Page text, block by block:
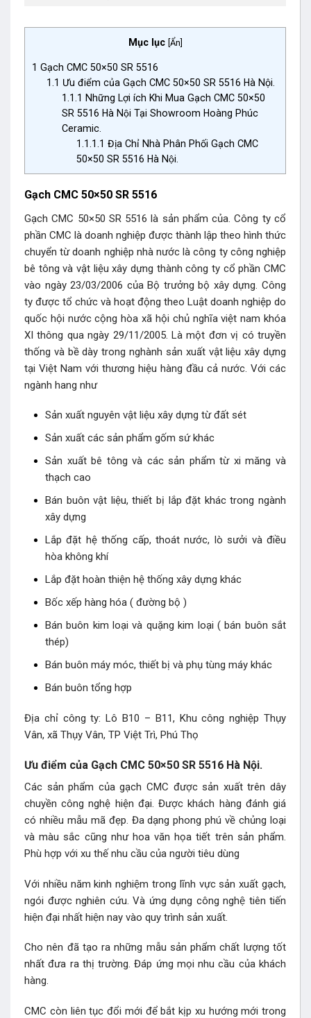
Mục lục Ẩn
1 Gạch CMC 50×50 SR 5516
1.1 Ưu điểm của Gạch CMC 50×50 SR 5516 Hà Nội.
1.1.1 Những Lợi ích Khi Mua Gạch CMC 50×50
SR 5516 Hà Nội Tại Showroom Hoàng Phúc
Ceramic.
1.1.1.1 Địa Chỉ Nhà Phân Phối Gạch CMC
50×50 SR 5516 Hà Nội.
Gạch CMC 50×50 SR 5516
Gạch CMC 50×50 SR 5516 là sản phẩm của. Công ty cổ
phần CMC là doanh nghiệp được thành lập theo hình thức
chuyển từ doanh nghiệp nhà nước là công ty công nghiệp
bê tông và vật liệu xây dựng thành công ty cổ phần CMC
vào ngày 23/03/2006 của Bộ trưởng bộ xây dựng. Công
ty được tổ chức và hoạt động theo Luật doanh nghiệp do
quốc hội nước cộng hòa xã hội chủ nghĩa việt nam khóa
XI thông qua ngày 29/11/2005. Là một đơn vị có truyền
thống và bề dày trong nghành sản xuất vật liệu xây dựng
tại Việt Nam với thương hiệu hàng đầu cả nước. Với các
ngành hang như
Sản xuất nguyên vật liệu xây dựng từ đất sét
Sản xuất các sản phẩm gốm sứ khác
Sản xuất bê tông và các sản phẩm từ xi măng và
thạch cao
Bán buôn vật liệu, thiết bị lắp đặt khác trong ngành
xây dựng
Lắp đặt hệ thống cấp, thoát nước, lò sưởi và điều
hòa không khí
Lắp đặt hoàn thiện hệ thống xây dựng khác
Bốc xếp hàng hóa ( đường bộ )
Bán buôn kim loại và quặng kim loại ( bán buôn sắt
thép)
Bán buôn máy móc, thiết bị và phụ tùng máy khác
Bán buôn tổng hợp
Địa chỉ công ty: Lô B10 – B11, Khu công nghiệp Thụy
Vân, xã Thụy Vân, TP Việt Trì, Phú Thọ
Ưu điểm của Gạch CMC 50×50 SR 5516 Hà Nội.
Các sản phẩm của gạch CMC được sản xuất trên dây
chuyền công nghệ hiện đại. Được khách hàng đánh giá
có nhiều mẫu mã đẹp. Đa dạng phong phú về chủng loại
và màu sắc cũng như hoa văn họa tiết trên sản phẩm.
Phù hợp với xu thế nhu cầu của người tiêu dùng
Với nhiều năm kinh nghiệm trong lĩnh vực sản xuất gạch,
ngói được nghiên cứu. Và ứng dụng công nghệ tiên tiến
hiện đại nhất hiện nay vào quy trình sản xuất.
Cho nên đã tạo ra những mẫu sản phẩm chất lượng tốt
nhất đưa ra thị trường. Đáp ứng mọi nhu cầu của khách
hàng.
CMC còn liên tục đổi mới để bắt kịp xu hướng mới trong